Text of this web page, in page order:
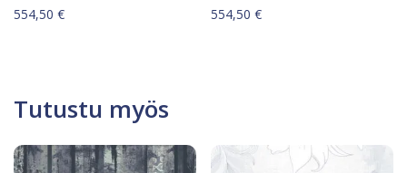
554,50 € 554,50€
Tutustu myös